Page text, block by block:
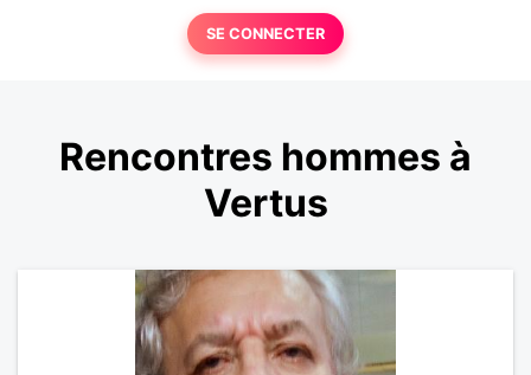
SE CONNECTER
Rencontres hommes à
Vertus